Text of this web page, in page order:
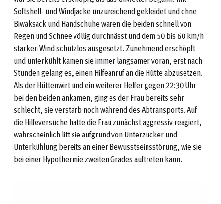
Softshell- und Windjacke unzureichend gekleidet und ohne
Biwaksack und Handschuhe waren die beiden schnell von
Regen und Schnee völlig durchnässt und dem 50 bis 60 km/h
starken Wind schutzlos ausgesetzt. Zunehmend erschöpft
und unterkühlt kamen sie immer langsamer voran, erst nach
Stunden gelang es, einen Hilfeanruf an die Hütte abzusetzen.
Als der Hüttenwirt und ein weiterer Helfer gegen 22:30 Uhr
bei den beiden ankamen, ging es der Frau bereits sehr
schlecht, sie verstarb noch während des Abtransports. Auf
die Hilfeversuche hatte die Frau zunächst aggressiv reagiert,
wahrscheinlich litt sie aufgrund von Unterzucker und
Unterkühlung bereits an einer Bewusstseinsstörung, wie sie
bei einer Hypothermie zweiten Grades auftreten kann.